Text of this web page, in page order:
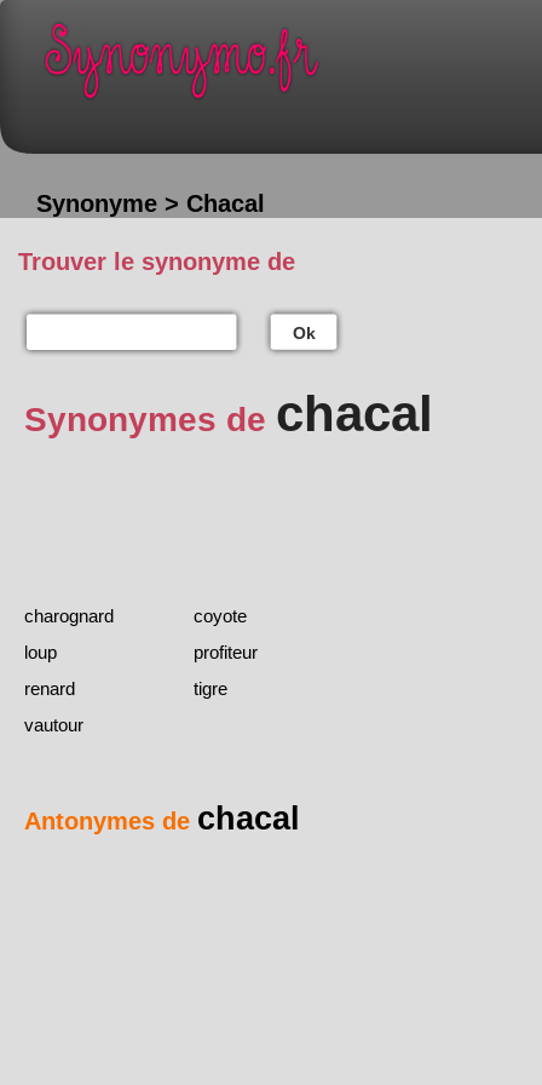
Synonyme > Chacal
Trouver le synonyme de
Ok
Synonymes de chacal
charognard
coyote
loup
profiteur
renard
tigre
vautour
Antonymes de chacal